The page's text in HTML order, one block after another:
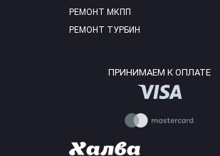
РЕМОНТ МКПП
РЕМОНТ ТУРБИН
ПРИНИМАЕМ К ОПЛАТЕ